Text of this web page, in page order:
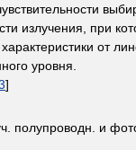
излучения, при
от
уровня.
]
полупроводн. и